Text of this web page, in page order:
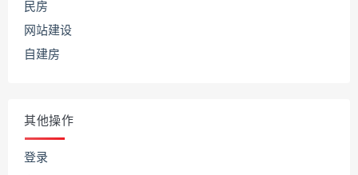
民房
网站建设
自建房
其他操作
登录